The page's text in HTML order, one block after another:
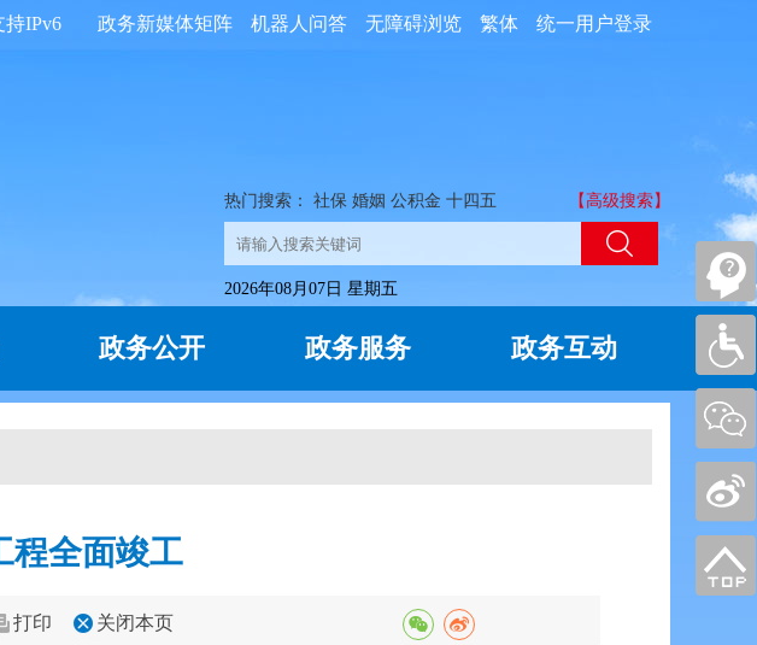
统一用户登录
繁体
无障碍浏览
机器人问答
政务新媒体矩阵
持IPv6
热门搜索： 社保 婚姻 公积金 十四五 【高级搜索】
2026年08月07日 星期五
政务公开 政务服务 政务互动
程全面竣工
打印 关闭本页